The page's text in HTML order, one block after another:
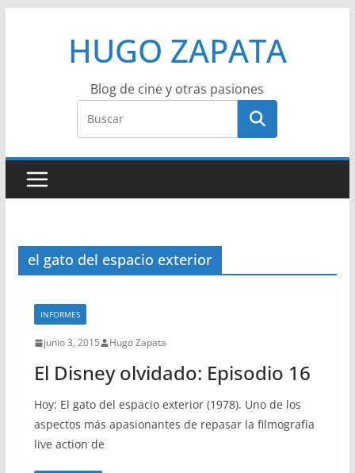
HUGO ZAPATA
Blog de cine y otras pasiones
el gato del espacio exterior
INFORMES
junio 3, 2015 Hugo Zapata
El Disney olvidado: Episodio 16
Hoy: El gato del espacio exterior (1978). Uno de los
aspectos más apasionantes de repasar la filmografía
live action de